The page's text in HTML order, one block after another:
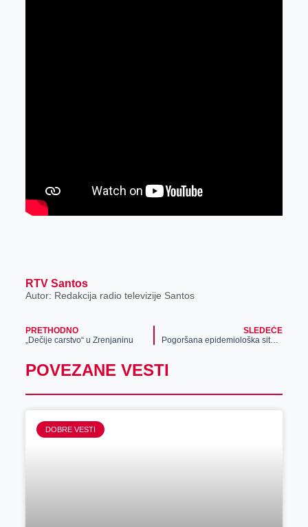
RTV Santos
Autor: Redakcija radio televizije Santos
PRETHODNO
„Dečije carstvo“ u Zrenjaninu
SLEDEĆE
Pogoršana epidemiološka situacija u Zrenjaninu, moguće uvođenje vanredne situacije
POVEZANE VESTI
DOBRE VESTI